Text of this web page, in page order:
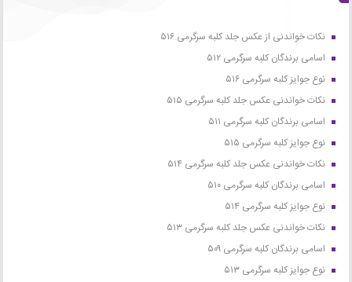
نکات خواندنی از عکس جلد کلبه سرگرمی ۵۱۶
اسامی برندگان کلبه سرگرمی ۵۱۲
نوع جوایز کلبه سرگرمی ۵۱۶
نکات خواندنی عکس جلد کلبه سرگرمی ۵۱۵
اسامی برندگان کلبه سرگرمی ۵۱۱
نوع جوایز کلبه سرگرمی ۵۱۵
نکات خواندنی عکس جلد کلبه سرگرمی ۵۱۴
اسامی برندگان کلبه سرگرمی ۵۱۰
نوع جوایز کلبه سرگرمی ۵۱۴
نکات خواندنی عکس جلد کلبه سرگرمی ۵۱۳
اسامی برندگان کلبه سرگرمی ۵۰۹
نوع جوایز کلبه سرگرمی ۵۱۳